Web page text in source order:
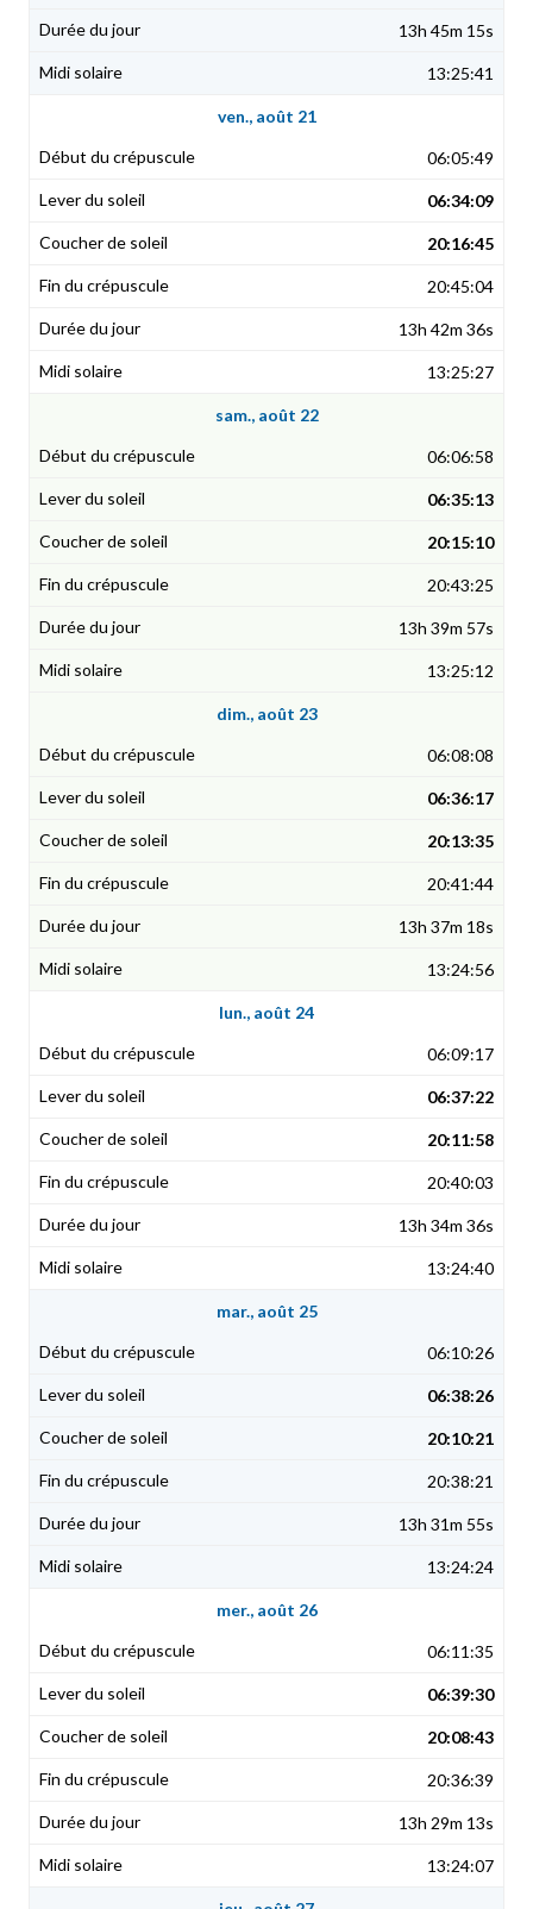
13h 45m 15s
13:25:41
ven., août 21
06:05:49
06:34:09
20:16:45
20:45:04
13h 42m 36s
13:25:27
sam., août 22
06:06:58
06:35:13
20:15:10
20:43:25
13h 39m 57s
13:25:12
dim., août 23
06:08:08
06:36:17
20:13:35
20:41:44
13h 37m 18s
13:24:56
lun., août 24
06:09:17
06:37:22
20:11:58
20:40:03
13h 34m 36s
13:24:40
mar., août 25
06:10:26
06:38:26
20:10:21
20:38:21
13h 31m 55s
13:24:24
mer., août 26
06:11:35
06:39:30
20:08:43
20:36:39
13h 29m 13s
13:24:07